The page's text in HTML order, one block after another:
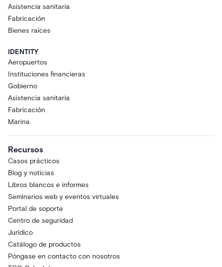
Asistencia sanitaria
Fabricación
Bienes raíces
IDENTITY
Aeropuertos
Instituciones financieras
Gobierno
Asistencia sanitaria
Fabricación
Marina
Recursos
Casos prácticos
Blog y noticias
Libros blancos e informes
Seminarios web y eventos virtuales
Portal de soporte
Centro de seguridad
Jurídico
Catálogo de productos
Póngase en contacto con nosotros